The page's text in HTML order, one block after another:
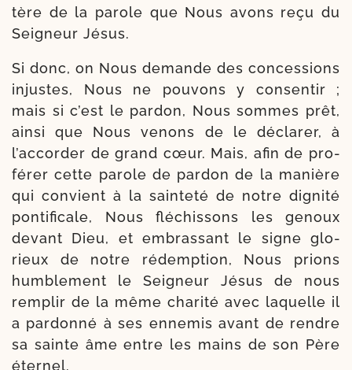
tère de la parole que Nous avons reçu du
Sei­gneur Jésus.
Si donc, on Nous demande des conces­sions
injustes, Nous ne pou­vons y con­sentir ;
mais si c’est le par­don, Nous sommes prêt,
ain­si que Nous venons de le décla­rer, à
l’accorder de grand cœur. Mais, afin de pro­
fé­rer cette parole de par­don de la manière
qui convient à la sain­te­té de notre digni­té
pontifi­cale, Nous flé­chis­sons les genoux
devant Dieu, et embras­sant le signe glo­
rieux de notre rédemp­tion, Nous prions
hum­ble­ment le Seigneur Jésus de nous
rem­plir de la même cha­ri­té avec laquelle il
a par­don­né à ses enne­mis avant de rendre
sa sainte âme entre les mains de son Père
éternel.